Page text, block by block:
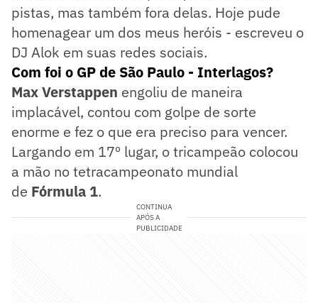
pistas, mas também fora delas. Hoje pude
homenagear um dos meus heróis - escreveu o
DJ Alok em suas redes sociais.
Com foi o GP de São Paulo - Interlagos?
Max Verstappen engoliu de maneira
implacável, contou com golpe de sorte
enorme e fez o que era preciso para vencer.
Largando em 17º lugar, o tricampeão colocou
a mão no tetracampeonato mundial
de Fórmula 1.
CONTINUA
APÓS A
PUBLICIDADE